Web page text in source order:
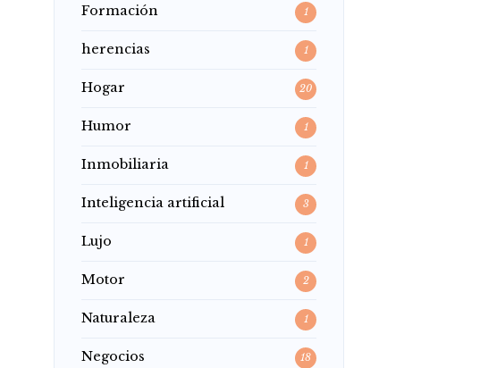
Formación 1
herencias 1
Hogar 20
Humor 1
Inmobiliaria 1
Inteligencia artificial 3
Lujo 1
Motor 2
Naturaleza 1
Negocios 18